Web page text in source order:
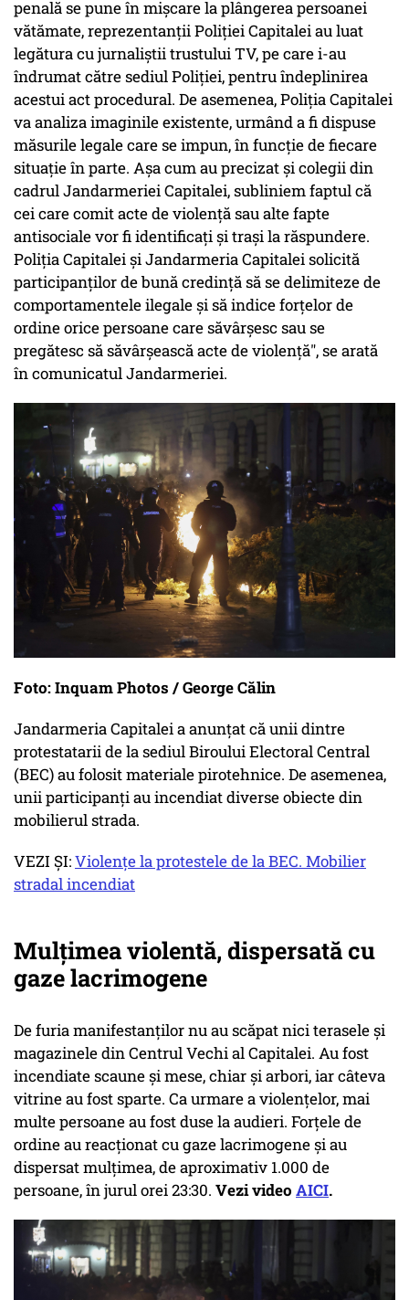
penală se pune în mișcare la plângerea persoanei
vătămate, reprezentanții Poliției Capitalei au luat
legătura cu jurnaliștii trustului TV, pe care i-au
îndrumat către sediul Poliției, pentru îndeplinirea
acestui act procedural. De asemenea, Poliția Capitalei
va analiza imaginile existente, urmând a fi dispuse
măsurile legale care se impun, în funcție de fiecare
situație în parte. Așa cum au precizat și colegii din
cadrul Jandarmeriei Capitalei, subliniem faptul că
cei care comit acte de violență sau alte fapte
antisociale vor fi identificați și trași la răspundere.
Poliția Capitalei și Jandarmeria Capitalei solicită
participanților de bună credință să se delimiteze de
comportamentele ilegale și să indice forțelor de
ordine orice persoane care săvârșesc sau se
pregătesc să săvârșească acte de violență", se arată
în comunicatul Jandarmeriei.
Foto: Inquam Photos / George Călin
Jandarmeria Capitalei a anunțat că unii dintre
protestatarii de la sediul Biroului Electoral Central
(BEC) au folosit materiale pirotehnice. De asemenea,
unii participanţi au incendiat diverse obiecte din
mobilierul strada.
VEZI ȘI:Violenţe la protestele de la BEC. Mobilier
stradal incendiat
Mulțimea violentă, dispersată cu
gaze lacrimogene
De furia manifestanților nu au scăpat nici terasele și
magazinele din Centrul Vechi al Capitalei. Au fost
incendiate scaune și mese, chiar și arbori, iar câteva
vitrine au fost sparte. Ca urmare a violențelor, mai
multe persoane au fost duse la audieri. Forțele de
ordine au reacționat cu gaze lacrimogene și au
dispersat mulțimea, de aproximativ 1.000 de
persoane, în jurul orei 23:30. Vezi video AICI.